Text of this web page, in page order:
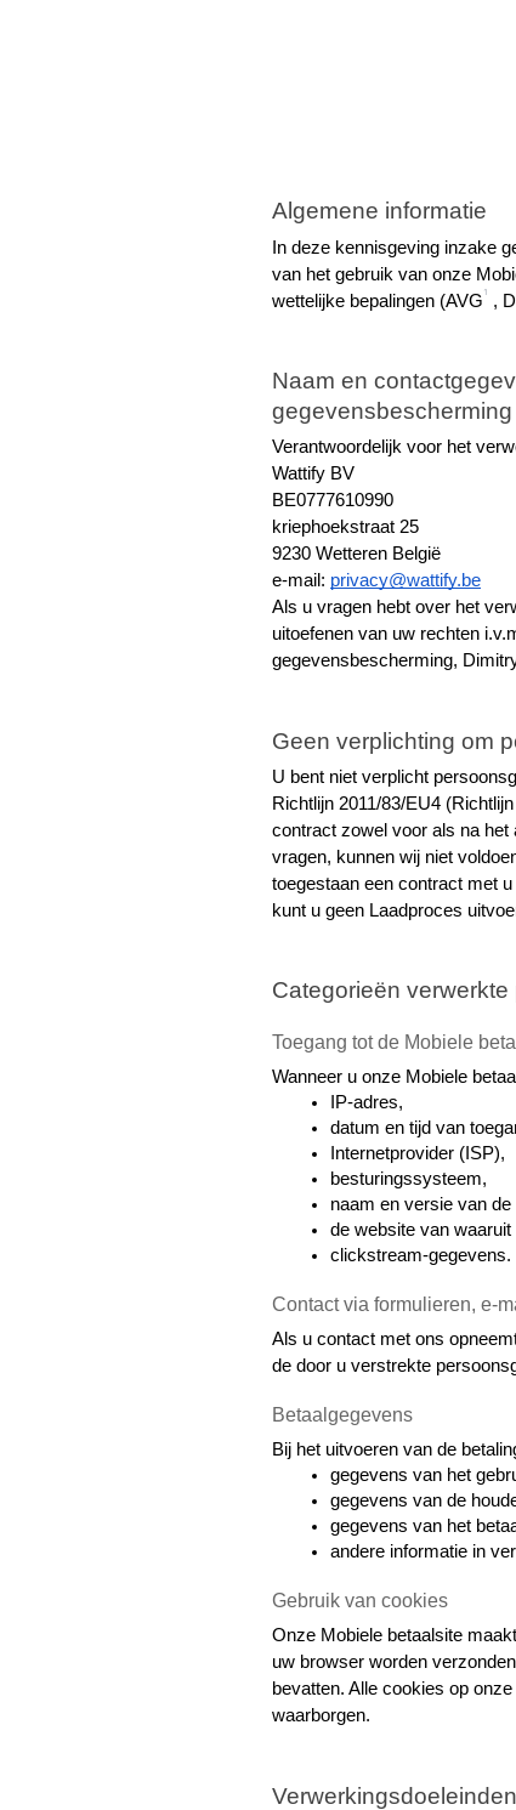
Algemene informatie
In deze kennisgeving inzake
van het gebruik van onze
wettelijke bepalingen (AVG 1 ,
Naam en
gegevensbescherming
Verantwoordelijk voor het
Wattify BV
BE0777610990
kriephoekstraat 25
9230 Wetteren België
e-mail: privacy@wattify.be
Als u vragen hebt over het
uitoefenen van uw rechten
gegevensbescherming,
Geen verplichting om
U bent niet verplicht
Richtlijn 2011/83/EU4
contract zowel voor als na het
vragen, kunnen wij niet
toegestaan een contract met
kunt u geen Laadproces
Categorieën
Toegang tot de Mobiele
Wanneer u onze Mobiele
IP-adres,
datum en tijd van
Internetprovider (ISP),
besturingssysteem,
naam en versie van de
de website van waaruit
clickstream-gegevens.
Contact via formulieren, e-
Als u contact met ons
de door u verstrekte
Betaalgegevens
Bij het uitvoeren van de
gegevens van het
gegevens van de
gegevens van het
andere informatie in
Gebruik van cookies
Onze Mobiele betaalsite
uw browser worden
bevatten. Alle cookies op
waarborgen.
Verwerkingsdoeleinden